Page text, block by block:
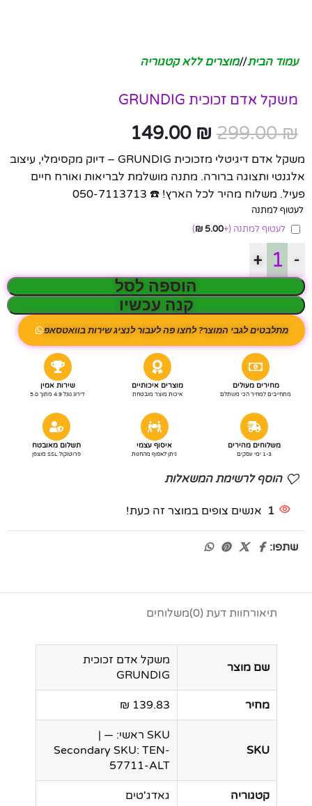
עמוד הבית/ מוצרים ללא קטגוריה
משקל אדם זכוכית GRUNDIG
299.00₪
149.00 ₪
משקל אדם דיגיטלי מזכוכית GRUNDIG – דיוק מקסימלי, עיצוב
אלגנטי ותצוגה ברורה. מתנה מושלמת לבריאות ואורח חיים
פעיל. משלוח מהיר לכל הארץ! ☎️ 050-7113713
לעטוף למתנה
לעטוף למתנה (+
5.00
₪
)
-
+
הוספה לסל
קנה עכשיו
מתלבטים לגבי המוצר? לחצו פה לעבור לנציג שירות בוואטסאפ
מחירים מעולים
מתחייבים למחיר הכי משתלם
מוצרים איכותיים
איכות מוצר מובטחת
שירות אמין
דירוג גוגל 4.9 מתוך 5.0
משלוחים מהירים
1-3 ימי עסקים
איסוף עצמי
ניתן לאסוף מהחנות
תשלום מאובטח
פרוטוקול SSL מוצפן
הוסף לרשימת המשאלות
1 אנשים צופים במוצר זה כעת!
שתפו:
תיאורחוות דעת (0) משלוחים
שם מוצר
משקל אדם זכוכית
GRUNDIG
מחיר 139.83 ₪
SKU
SKU ראשי: — |
Secondary SKU: TEN-
57711-ALT
קטגוריה גאדג'טים